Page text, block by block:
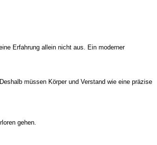
Erfahrung allein nicht aus. Ein moderner
müssen Körper und Verstand wie eine präzise
gehen.